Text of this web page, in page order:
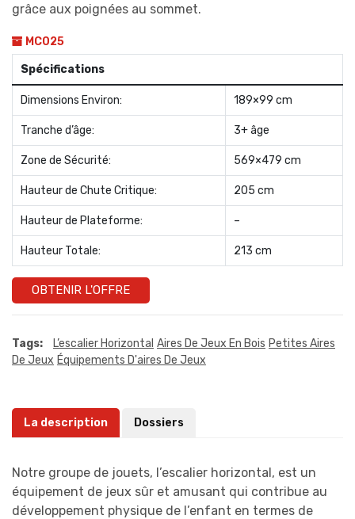
grâce aux poignées au sommet.
MC025
Spécifications
Dimensions Environ: 189×99 cm
Tranche d’âge: 3+ âge
Zone de Sécurité: 569×479 cm
Hauteur de Chute Critique: 205 cm
Hauteur de Plateforme: –
Hauteur Totale: 213 cm
OBTENIR L'OFFRE
Tags: L’escalier Horizontal Aires De Jeux En Bois Petites Aires
De Jeux Équipements D'aires De Jeux
La description Dossiers
Notre groupe de jouets, l’escalier horizontal, est un
équipement de jeux sûr et amusant qui contribue au
développement physique de l’enfant en termes de